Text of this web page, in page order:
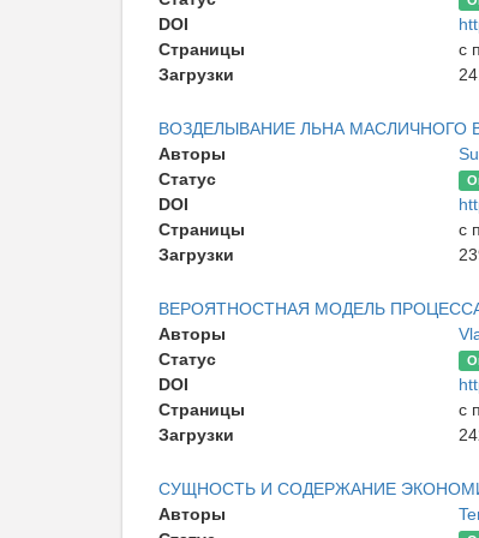
DOI
Страницы
с
Загрузки
ВОЗДЕЛЫВАНИЕ ЛЬНА МАСЛИЧНОГО
Авторы
Статус
DOI
Страницы
с
Загрузки
ВЕРОЯТНОСТНАЯ МОДЕЛЬ
Авторы
Статус
DOI
Страницы
с
Загрузки
СУЩНОСТЬ И СОДЕРЖАНИЕ
Авторы